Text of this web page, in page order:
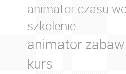
animator czasu
szkolenie
animator
kurs